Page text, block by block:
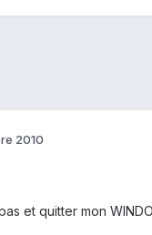
2010
et quitter mon